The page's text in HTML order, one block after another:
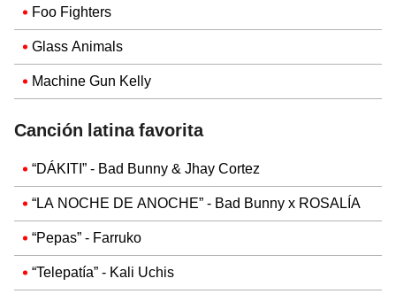
Foo Fighters
Glass Animals
Machine Gun Kelly
Canción latina favorita
“DÁKITI” - Bad Bunny & Jhay Cortez
“LA NOCHE DE ANOCHE” - Bad Bunny x ROSALÍA
“Pepas” - Farruko
“Telepatía” - Kali Uchis